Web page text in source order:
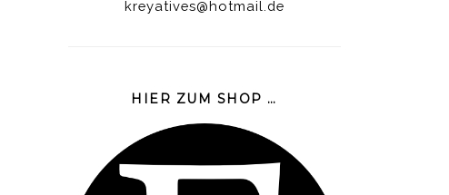
kreyatives@hotmail.de
HIER ZUM SHOP …